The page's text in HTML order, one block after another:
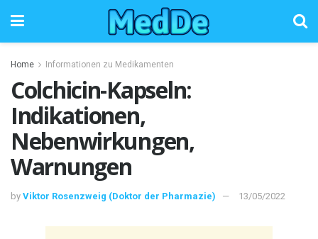
Home Informationen zu Medikamenten
Colchicin-Kapseln:
Indikationen,
Nebenwirkungen,
Warnungen
by Viktor Rosenzweig (Doktor der Pharmazie) 13/05/2022